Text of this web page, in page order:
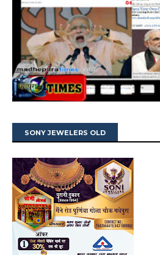
SONY JEWELERS OLD